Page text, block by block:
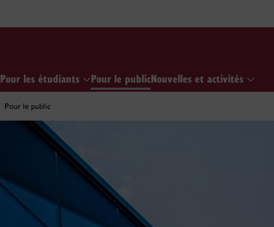
Pour les étudiants Pour le publicNouvelles et activités
Pour le public